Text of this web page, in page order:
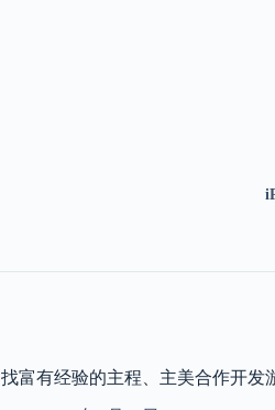
找富有经验的主程、主美合作开发